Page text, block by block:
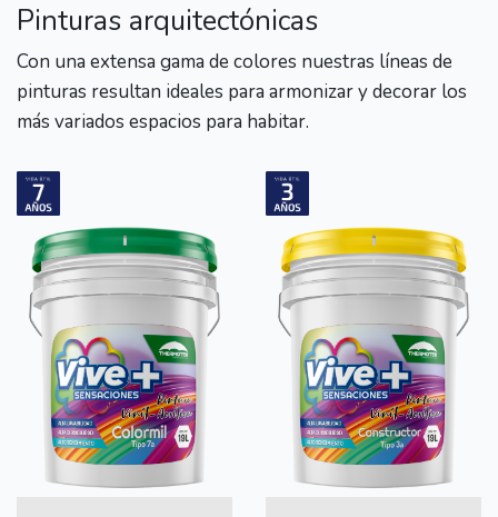
Pinturas arquitectónicas
Con una extensa gama de colores nuestras líneas de
pinturas resultan ideales para armonizar y decorar los
más variados espacios para habitar.